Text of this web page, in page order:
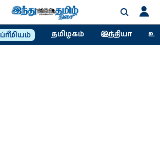
ப்ரீமியம் தமிழகம் இந்தியா